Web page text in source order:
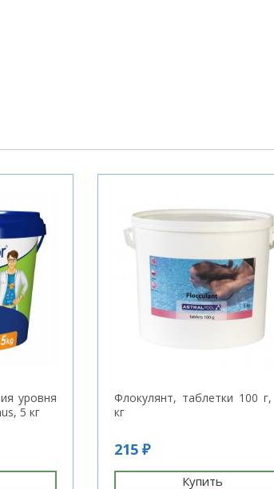
уровня
5 кг
Флокулянт, таблетки 100
кг
215 ₽
Купить